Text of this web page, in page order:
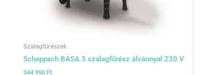
Szalagfűrészek
Scheppach BASA 3 szalagfűrész álvánnyal 230 V
344 990 Ft